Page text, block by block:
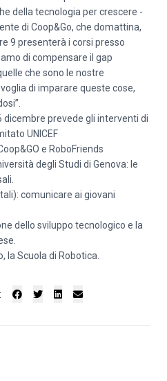
della tecnologia per crescere -
di Coop&Go, che domattina,
9 presenterà i corsi presso
di compensare il gap
che sono le nostre
di imparare queste cose,
dicembre prevede gli interventi di
UNICEF
e RoboFriends
degli Studi di Genova: le
comunicare ai giovani
dello sviluppo tecnologico e la
la Scuola di Robotica.